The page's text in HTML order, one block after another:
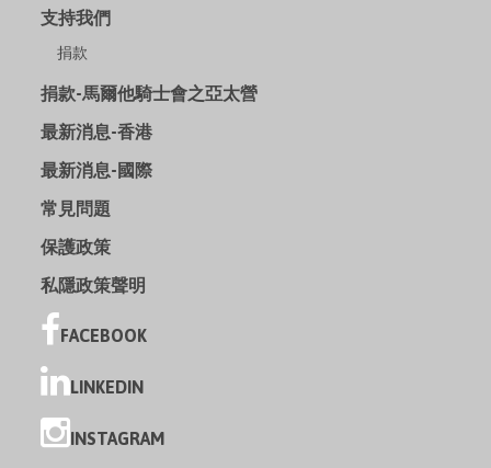
支持我們
捐款
捐款-馬爾他騎士會之亞太營
最新消息-香港
最新消息-國際
常見問題
保護政策
私隱政策聲明
FACEBOOK
LINKEDIN
INSTAGRAM